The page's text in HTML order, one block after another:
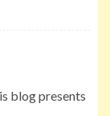
blog presents